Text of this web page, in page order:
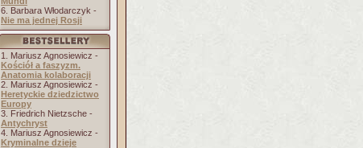
6. Barbara Włodarczyk -
Nie ma jednej Rosji
1. Mariusz Agnosiewicz -
Kościół a faszyzm.
Anatomia kolaboracji
2. Mariusz Agnosiewicz -
Heretyckie dziedzictwo
Europy
3. Friedrich Nietzsche -
Antychryst
4. Mariusz Agnosiewicz -
Kryminalne dzieje